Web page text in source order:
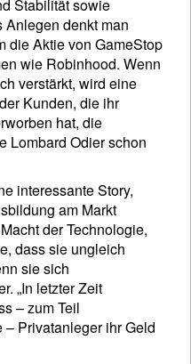
Stabilität sowie
Anlegen denkt man
die Aktie von GameStop
wie Robinhood. Wenn
verstärkt, wird eine
Kunden, die ihr
hat, die
Lombard Odier schon
interessante Story,
am Markt
der Technologie,
dass sie ungleich
sie sich
„In letzter Zeit
– zum Teil
Privatanleger ihr Geld